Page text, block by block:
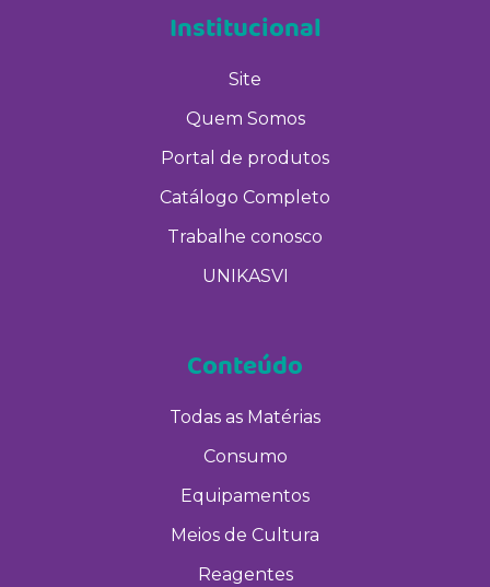
Institucional
Site
Quem Somos
Portal de produtos
Catálogo Completo
Trabalhe conosco
UNIKASVI
Conteúdo
Todas as Matérias
Consumo
Equipamentos
Meios de Cultura
Reagentes